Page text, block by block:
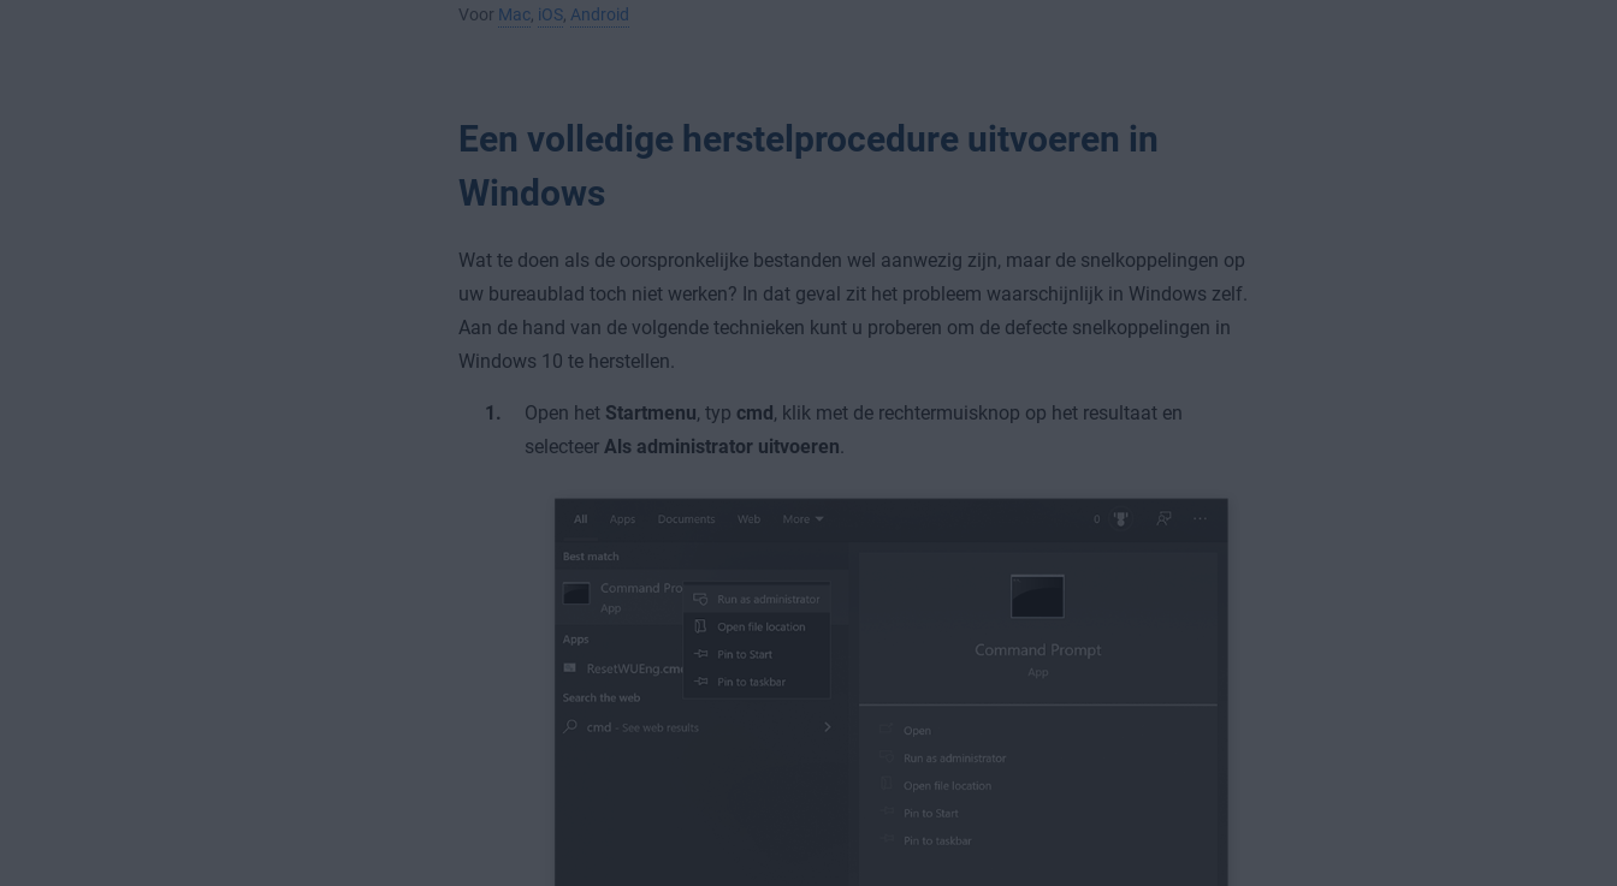
Voor Mac, iOS, Android
Een volledige herstelprocedure uitvoeren in
Windows
Wat te doen als de oorspronkelijke bestanden wel aanwezig zijn, maar de snelkoppelingen op
uw bureaublad toch niet werken? In dat geval zit het probleem waarschijnlijk in Windows zelf.
Aan de hand van de volgende technieken kunt u proberen om de defecte snelkoppelingen in
Windows 10 te herstellen.
Open hetStartmenu, typ cmd , klik met de rechtermuisknop op het resultaat en
selecteer Als administrator uitvoeren.